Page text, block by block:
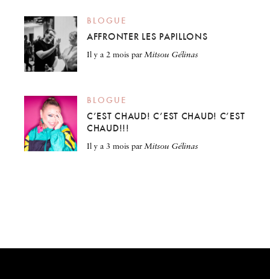
BLOGUE
AFFRONTER LES PAPILLONS
il y a 2 mois parMitsou Gélinas
BLOGUE
C’EST CHAUD! C’EST CHAUD! C’EST
CHAUD!!!
il y a 3 mois parMitsou Gélinas